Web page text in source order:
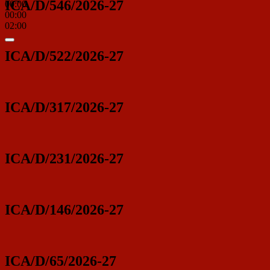
00:00
00:00
02:00
ICA/D/546/2026-27
ICA/D/522/2026-27
ICA/D/317/2026-27
ICA/D/231/2026-27
ICA/D/146/2026-27
ICA/D/65/2026-27